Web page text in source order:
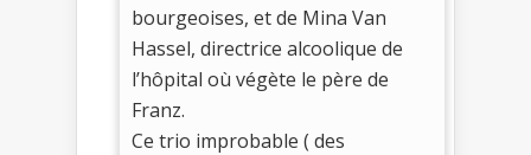
bourgeoises, et de Mina Van
Hassel, directrice alcoolique de
l’hôpital où végète le père de
Franz.
Ce trio improbable ( des